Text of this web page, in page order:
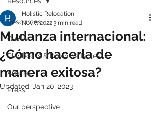
Resources
Guides
Playbooks & Downloadables
Articles
Press
Our perspective
Mudanza internacional:
¿Cómo hacerla de
manera exitosa?
Holistic Relocation
Nov 7, 20223 min read
Updated: Jan 20, 2023